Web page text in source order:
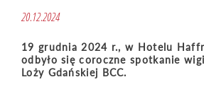
20.12.2024
19 grudnia 2024 r., w Hotelu
odbyło się coroczne spotkanie
Loży Gdańskiej BCC.